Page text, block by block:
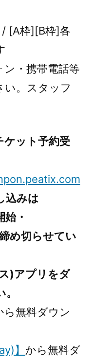
/ [A枠][B枠]各
ン・携帯電話等
い。スタッフ
ケット予約受
込みは
・
め切らせてい
)アプリをダ
ら無料ダウン
】 から無料ダ